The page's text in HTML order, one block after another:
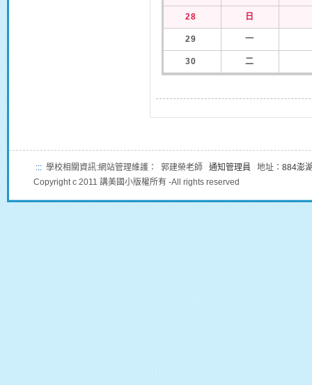
28 日
29 一
30 二
::: 學校相關資訊:網站管理維護： 郭建榮老師 通知管理員 地址： 884澎
Copyright c 2011 講美國小版權所有 -All rights reserved